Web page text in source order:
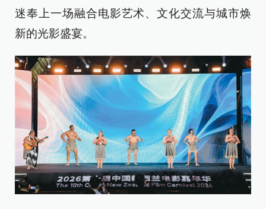
迷奉上一场融合电影艺术、文化交流与城市焕
新的光影盛宴。